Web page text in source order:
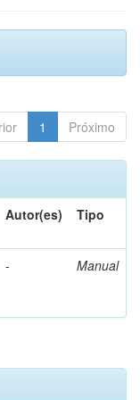
1 Próximo
Autor(es) Tipo
- Manual